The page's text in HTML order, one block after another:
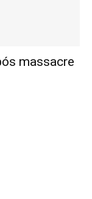
massacre